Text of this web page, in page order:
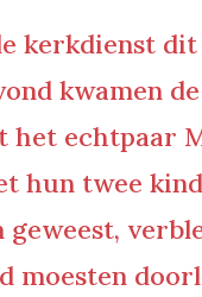
kerkdienst dit
kwamen
het echtpaar
hun twee